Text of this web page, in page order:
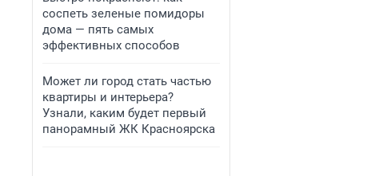
соспеть зеленые помидоры
дома — пять самых
эффективных способов
Может ли город стать частью
квартиры и интерьера?
Узнали, каким будет первый
панорамный ЖК Красноярска